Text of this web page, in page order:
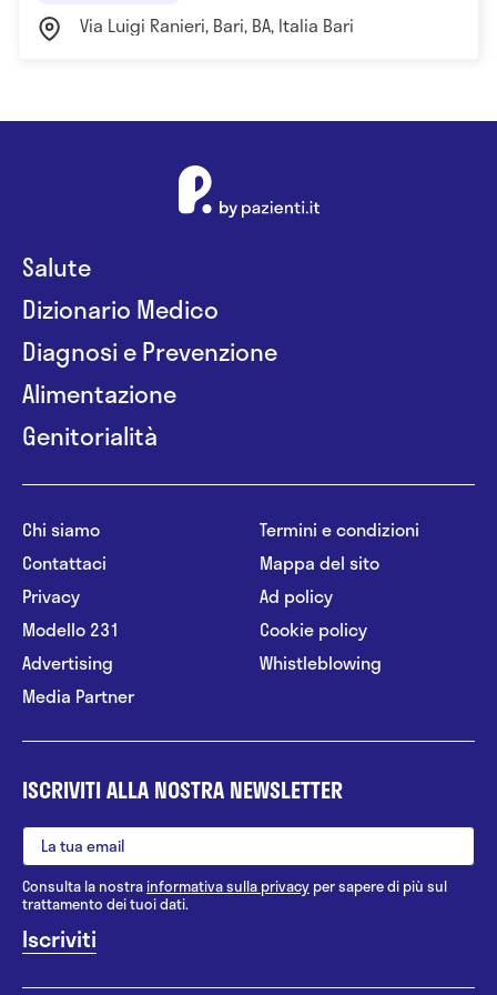
Via Luigi Ranieri, Bari, BA, Italia Bari
Salute
Dizionario Medico
Diagnosi e Prevenzione
Alimentazione
Genitorialità
Chi siamo
Contattaci
Privacy
Modello 231
Advertising
Media Partner
Termini e condizioni
Mappa del sito
Ad policy
Cookie policy
Whistleblowing
ISCRIVITI ALLA NOSTRA NEWSLETTER
Consulta la nostrainformativa sulla privacy per sapere di più sul
trattamento dei tuoi dati.